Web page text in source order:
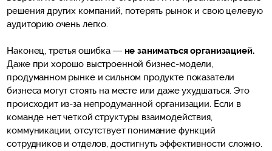
решения других компаний, потерять рынок и свою целевую
аудиторию очень легко.
Наконец, третья ошибка — не заниматься организацией.
Даже при хорошо выстроенной бизнес-модели,
продуманном рынке и сильном продукте показатели
бизнеса могут стоять на месте или даже ухудшаться. Это
происходит из-за непродуманной организации. Если в
команде нет четкой структуры взаимодействия,
коммуникации, отсутствует понимание функций
сотрудников и отделов, достигнуть эффективности сложно.